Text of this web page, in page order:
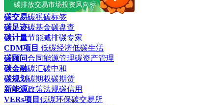
碳排放交易市场投资风向标
碳交易碳税碳标签
碳足迹碳基金碳盘查
碳计量节能减排碳专家
CDM项目 低碳经济低碳生活
碳顾问合同能源管理碳资产管理
碳金融碳汇碳中和
碳规划碳期权碳期货
新能源政策法规碳信用
VERs项目 低碳环保碳交易所